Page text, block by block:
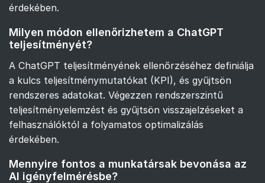
érdekében.
Milyen módon ellenőrizhetem a ChatGPT
teljesítményét?
A ChatGPT teljesítményének ellenőrzéséhez definiálja
a kulcs teljesítménymutatókat (KPI), és gyűjtsön
rendszeres adatokat. Végezzen rendszerszintű
teljesítményelemzést és gyűjtsön visszajelzéseket a
felhasználóktól a folyamatos optimalizálás
érdekében.
Mennyire fontos a munkatársak bevonása az
AI igényfelmérésbe?